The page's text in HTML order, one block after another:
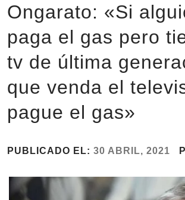
Ongarato: «Si
paga el gas pero
tv de última
que venda el
pague el gas»
PUBLICADO EL: 30 ABRIL, 2021